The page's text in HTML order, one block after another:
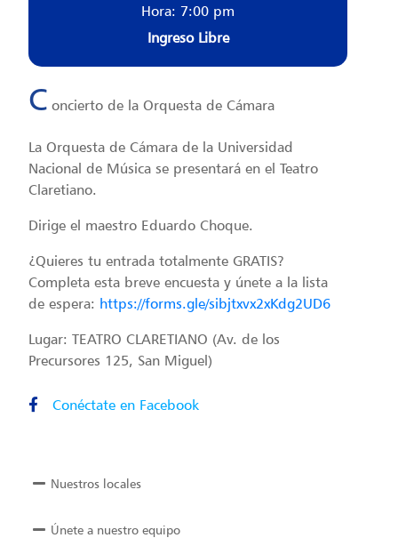
Hora: 7:00 pm
Ingreso Libre
C oncierto de la Orquesta de Cámara
La Orquesta de Cámara de la Universidad
Nacional de Música se presentará en el Teatro
Claretiano.
Dirige el maestro Eduardo Choque.
¿Quieres tu entrada totalmente GRATIS?
Completa esta breve encuesta y únete a la lista
de espera: https://forms.gle/sibjtxvx2xKdg2UD6
Lugar: TEATRO CLARETIANO (Av. de los
Precursores 125, San Miguel)
Conéctate en Facebook
Nuestros locales
Únete a nuestro equipo